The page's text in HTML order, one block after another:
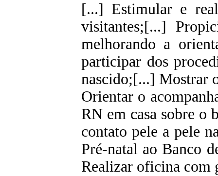
[...] Estimular e
visitantes;[...]
melhorando a
participar dos
nascido;[...] Mostrar
Orientar o
RN em casa sobre o
contato pele a pele
Pré-natal ao Banco
Realizar oficina com